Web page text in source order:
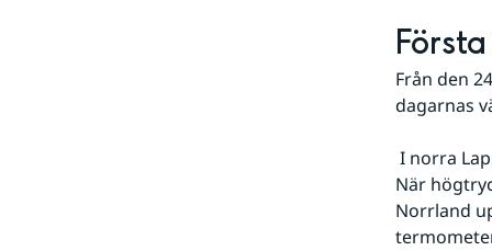
Från den
dagarnas
När
Norrland